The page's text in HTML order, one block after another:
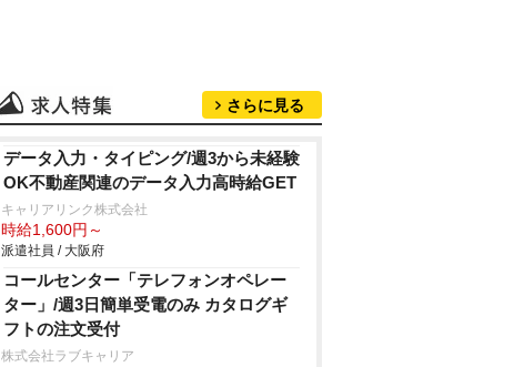
さらに見る
データ入力・タイピング/週3から未経験
OK不動産関連のデータ入力高時給GET
キャリアリンク株式会社
時給1,600円～
派遣社員 / 大阪府
コールセンター「テレフォンオペレー
ター」/週3日簡単受電のみ カタログギ
フトの注文受付
株式会社ラブキャリア